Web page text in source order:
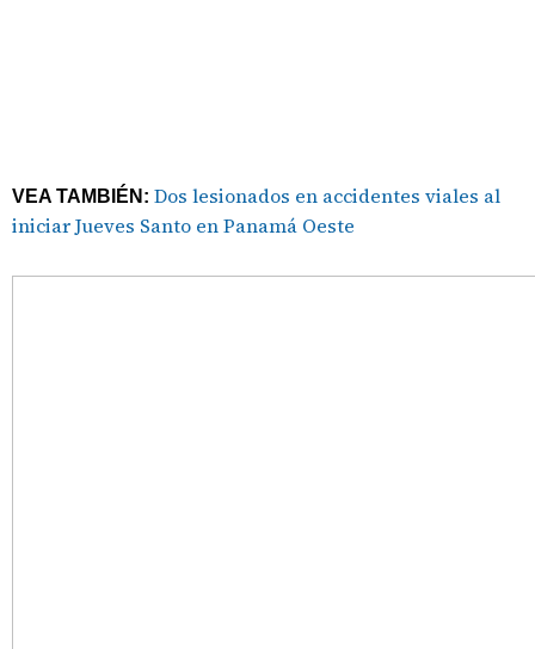
VEA TAMBIÉN: Dos lesionados en accidentes viales al
iniciar Jueves Santo en Panamá Oeste